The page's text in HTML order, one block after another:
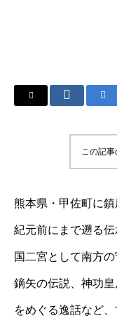
この記
熊本県・甲佐町に
紀元前にまで遡る
国二宮として南方
鏑矢の伝説、神功
をめぐる逸話など